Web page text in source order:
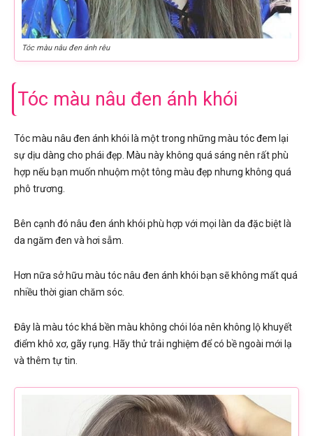
Tóc màu nâu đen ánh rêu
Tóc màu nâu đen ánh khói
Tóc màu nâu đen ánh khói là một trong những màu tóc đem lại
sự dịu dàng cho phái đẹp. Màu này không quá sáng nên rất phù
hợp nếu bạn muốn nhuộm một tông màu đẹp nhưng không quá
phô trương.
Bên cạnh đó nâu đen ánh khói phù hợp với mọi làn da đặc biệt là
da ngăm đen và hơi sẫm.
Hơn nữa sở hữu màu tóc nâu đen ánh khói bạn sẽ không mất quá
nhiều thời gian chăm sóc.
Đây là màu tóc khá bền màu không chói lóa nên không lộ khuyết
điểm khô xơ, gãy rụng. Hãy thử trải nghiệm để có bề ngoài mới lạ
và thêm tự tin.